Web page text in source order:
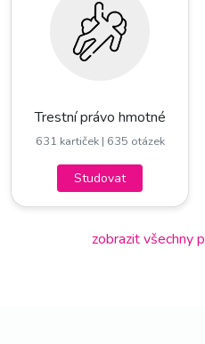
Trestní právo hmotné
631 kartiček | 635 otázek
Studovat
zobrazit všechny